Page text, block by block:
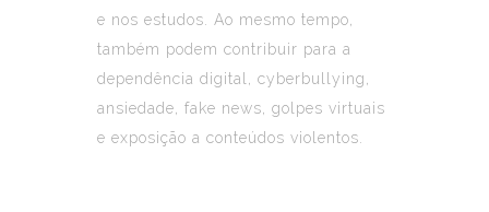
e nos estudos. Ao mesmo tempo,
também podem contribuir para a
dependência digital, cyberbullying,
ansiedade, fake news, golpes virtuais
e exposição a conteúdos violentos.